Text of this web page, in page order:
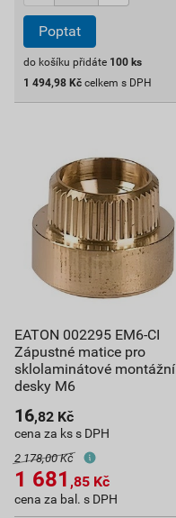
Poptat
do košíku přidáte 100 ks
1 494,98 Kč celkem s DPH
EATON 002295 EM6-CI
Zápustné matice pro
sklolaminátové montážní
desky M6
16,82 Kč
cena za ks s DPH
2 178,00 Kč
1 681 ,85 Kč
cena za bal. s DPH